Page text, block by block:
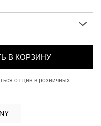
В КОРЗИНУ
от цен в розничных